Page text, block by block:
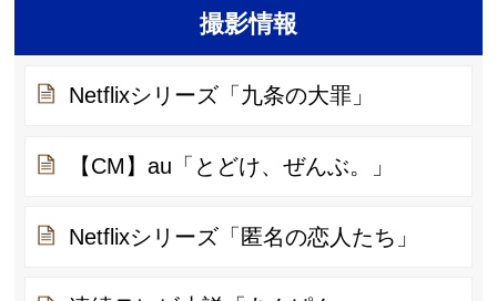
撮影情報
Netflixシリーズ「九条の大罪」
【CM】au「とどけ、ぜんぶ。」
Netflixシリーズ「匿名の恋人たち」